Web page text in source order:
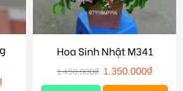
Hoa Sinh Nhật M341
1.450.000₫ 1.350.000₫